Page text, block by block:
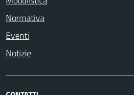
Normativa
Eventi
Notizie